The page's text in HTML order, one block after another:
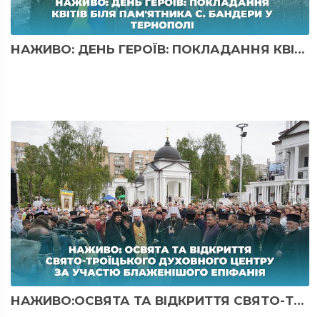
НАЖИВО: ДЕНЬ ГЕРОЇВ: ПОКЛАДАННЯ КВІТІВ БІЛЯ ПАМ'ЯТНИ...
НАЖИВО:ОСВЯТА ТА ВІДКРИТТЯ СВЯТО-ТРОЇЦЬКОГО ДУХОВНО...